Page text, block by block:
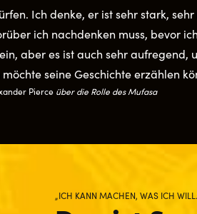
Ich denke, er ist sehr stark,
ich nachdenken muss, bevor
aber es ist auch sehr aufregend,
seine Geschichte erzählen
Pierceüber die Rolle des Mufasa
„ICH KANN MACHEN, WAS ICH